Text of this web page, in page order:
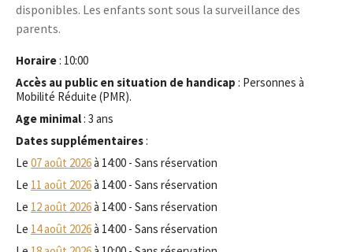
disponibles. Les enfants sont sous la surveillance des
parents.
Horaire : 10:00
Accès au public en situation de handicap : Personnes à
Mobilité Réduite (PMR).
Age minimal : 3 ans
Dates supplémentaires :
Le 07 août 2026à 14:00 - Sans réservation
Le 11 août 2026à 14:00 - Sans réservation
Le 12 août 2026à 14:00 - Sans réservation
Le 14 août 2026à 14:00 - Sans réservation